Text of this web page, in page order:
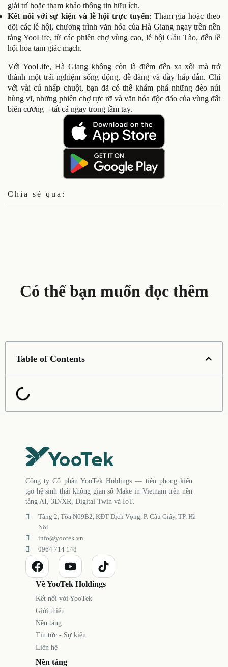
giải trí hoặc tham khảo thông tin hữu ích.
Kết nối với sự kiện và lễ hội trực tuyến: Tham gia hoặc theo
dõi các lễ hội, chương trình văn hóa của Hà Giang ngay trên nền
tảng YooLife, từ các phiên chợ vùng cao, lễ hội Gầu Tào, đến lễ
hội hoa tam giác mạch.
Với YooLife, Hà Giang không còn là điểm đến xa xôi mà trở
thành một trải nghiệm sống động, dễ dàng và đầy hấp dẫn. Chỉ
với vài cú nhấp chuột, bạn đã có thể khám phá những đèo núi
hùng vĩ, những phiên chợ rực rỡ và văn hóa độc đáo của vùng đất
biên cương – tất cả ngay trong tầm tay.
Chia sẻ qua:
Có thể bạn muốn đọc thêm
Table of Contents
Công ty Cổ phần YooTek Holdings — tiên phong kiến
tạo hệ sinh thái không gian số Make in Vietnam trên nền
tảng AI, 3D/XR, Digital Twin và IoT.
Tầng 2, Tòa N09B2, KĐT Dịch Vọng, P. Cầu Giấy, TP. Hà
Nội
info@yootek.vn
0964 714 148
Về YooTek Holdings
Kết nối với YooTek
Giới thiệu
Nền tảng
Tin tức - Sự kiện
Liên hệ
Nền tảng